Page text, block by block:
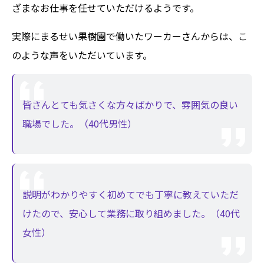
ざまなお仕事を任せていただけるようです。
実際にまるせい果樹園で働いたワーカーさんからは、こ
のような声をいただいています。
皆さんとても気さくな方々ばかりで、雰囲気の良い
職場でした。（40代男性）
説明がわかりやすく初めてでも丁寧に教えていただ
けたので、安心して業務に取り組めました。（40代
女性）